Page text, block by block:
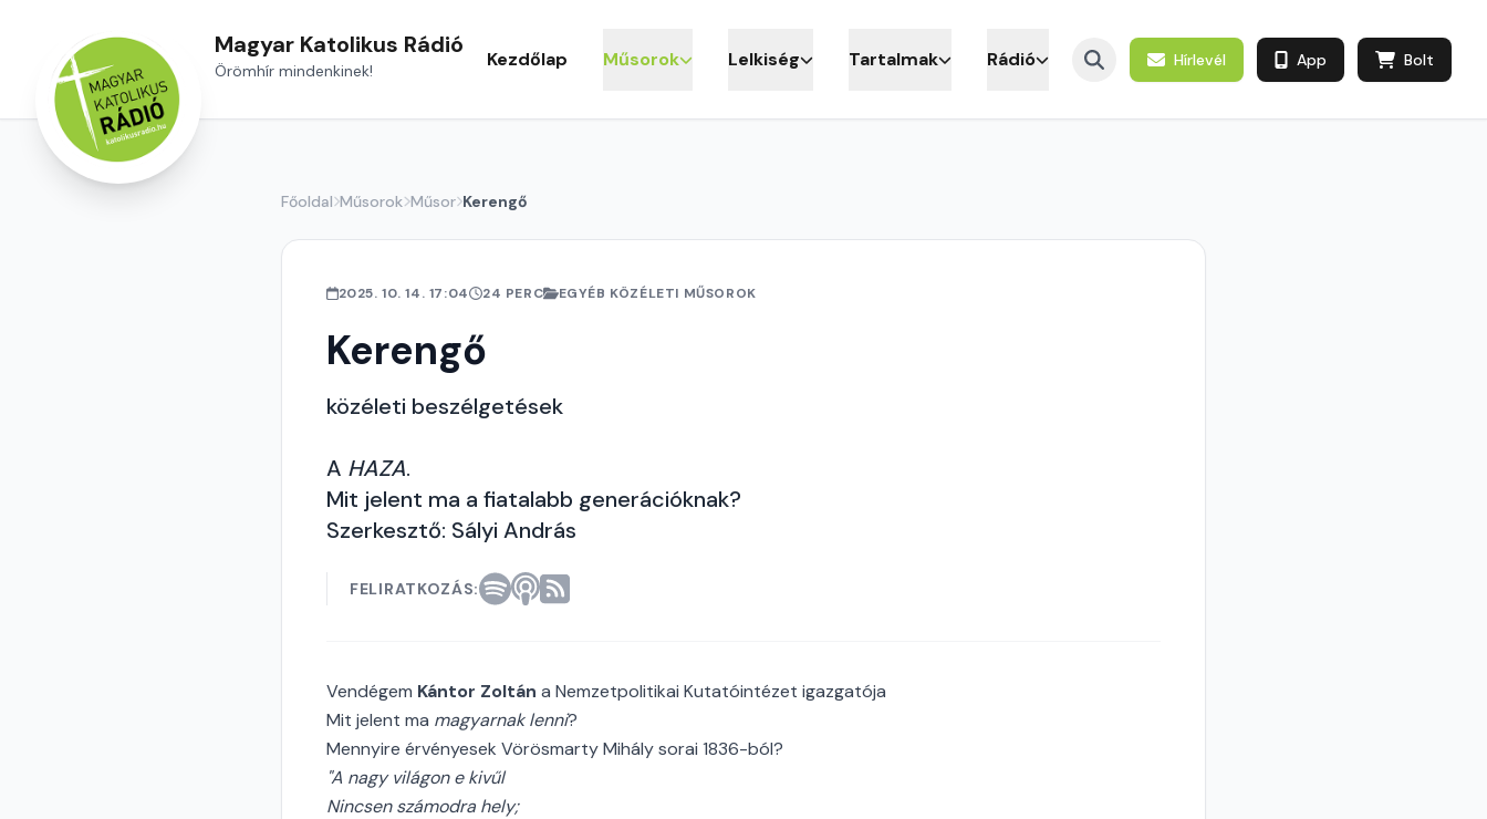
Magyar Katolikus Rádió
Örömhír mindenkinek! Kezdőlap Műsorok Lelkiség Tartalmak Rádió Hírlevél App Bolt
Főoldal Műsorok Műsor Kerengő
2025. 10. 14. 17:04 24 PERC EGYÉB KÖZÉLETI MŰSOROK
Kerengő
közéleti beszélgetések
A HAZA.
Mit jelent ma a fiatalabb generációknak?
Szerkesztő: Sályi András
FELIRATKOZÁS:
Vendégem Kántor Zoltán a Nemzetpolitikai Kutatóintézet igazgatója
Mit jelent ma magyarnak lenni?
Mennyire érvényesek Vörösmarty Mihály sorai 1836-ból?
"A nagy világon e kivűl
Nincsen számodra hely;